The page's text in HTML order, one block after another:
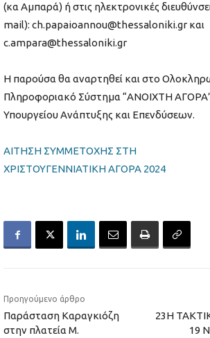
(κα Αμπαρά) ή στις ηλεκτρονικές
mail): ch.papaioannou@thessaloniki.gr και
c.ampara@thessaloniki.gr
Η παρούσα θα αναρτηθεί και στο
Πληροφοριακό Σύστημα “ΑΝΟΙΧΤΗ
Υπουργείου Ανάπτυξης και Επενδύσεων.
ΑΙΤΗΣΗ ΣΥΜΜΕΤΟΧΗΣ ΣΤΗ
ΧΡΙΣΤΟΥΓΕΝΝΙΑΤΙΚΗ ΑΓΟΡΑ 2024
Προηγούμενο άρθρο
Παράσταση Καραγκιόζη
στην πλατεία Μ.
23Η
19